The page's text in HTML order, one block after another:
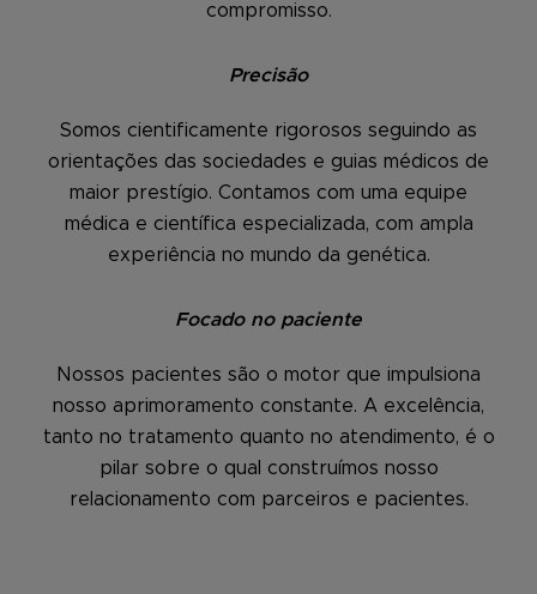
compromisso.
Precisão
Somos cientificamente rigorosos seguindo as
orientações das sociedades e guias médicos de
maior prestígio. Contamos com uma equipe
médica e científica especializada, com ampla
experiência no mundo da genética.
Focado no paciente
Nossos pacientes são o motor que impulsiona
nosso aprimoramento constante. A excelência,
tanto no tratamento quanto no atendimento, é o
pilar sobre o qual construímos nosso
relacionamento com parceiros e pacientes.